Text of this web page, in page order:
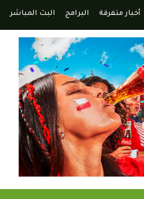
أخبار متفرقة البرامج البث المباشر